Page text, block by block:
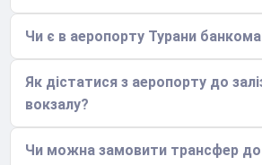
Чи є в аеропорту Турани
Як дістатися з аеропорту до
вокзалу?
Чи можна замовити трансфер до